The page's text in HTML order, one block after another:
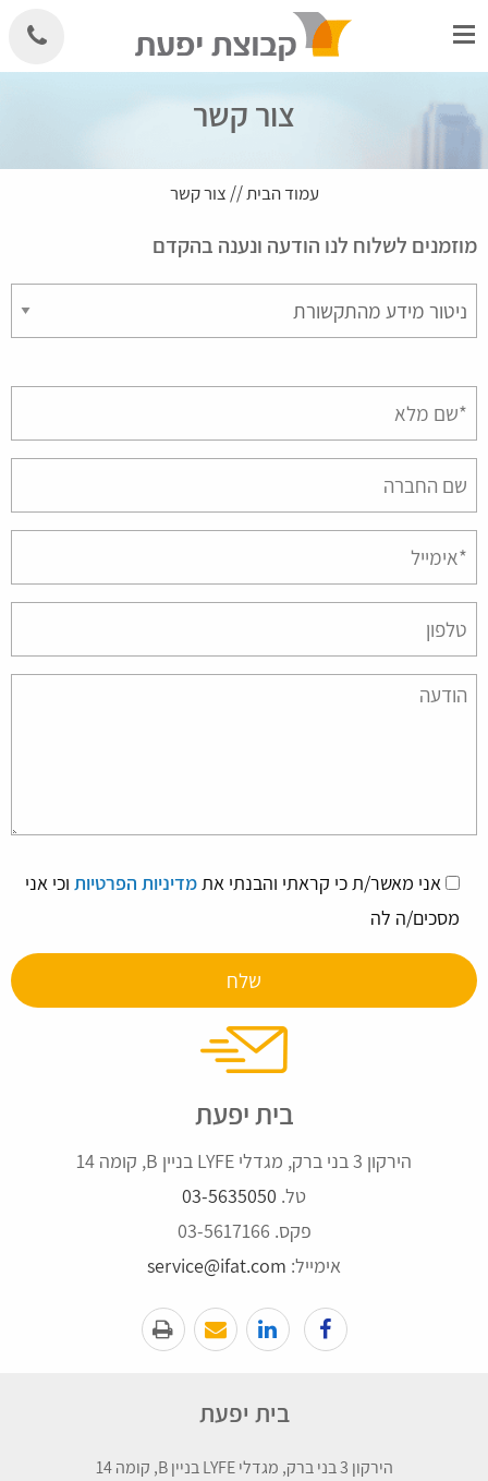
to
צור קשר
עמוד הבית// צור קשר
מוזמנים לשלוח לנו הודעה ונענה בהקדם
this
field
אני מאשר/ת כי קראתי והבנתי אתמדיניות הפרטיות וכי אני
מסכים/ה לה
בית יפעת
הירקון 3 בני ברק, מגדלי LYFE בניין B, קומה 14
טל. 03-5635050
פקס. 03-5617166
אימייל: service@ifat.com
בית יפעת
הירקון 3 בני ברק, מגדלי LYFE בניין B, קומה 14